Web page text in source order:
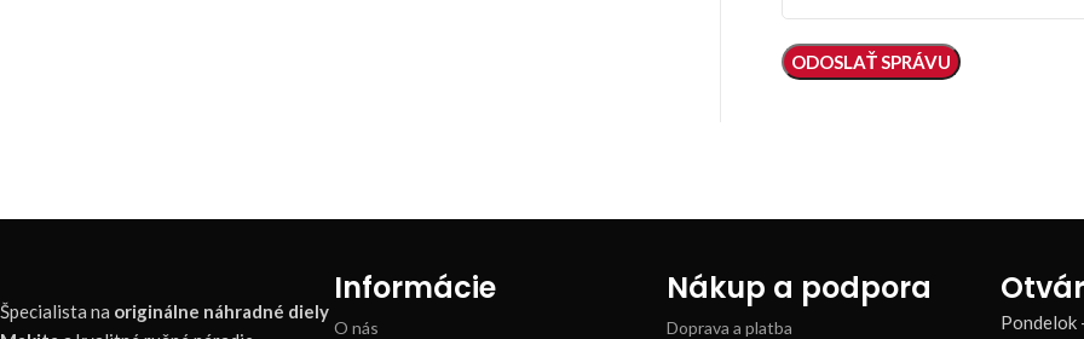
Špecialista na originálne náhradné diely
Informácie
O nás
Nákup a podpora
Doprava a platba Pondelok